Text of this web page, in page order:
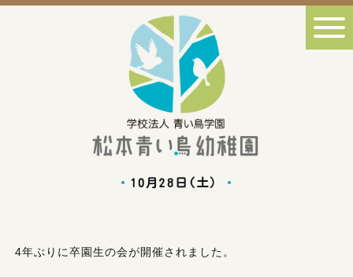
10月28日(土）
4年ぶりに卒園生の会が開催されました。